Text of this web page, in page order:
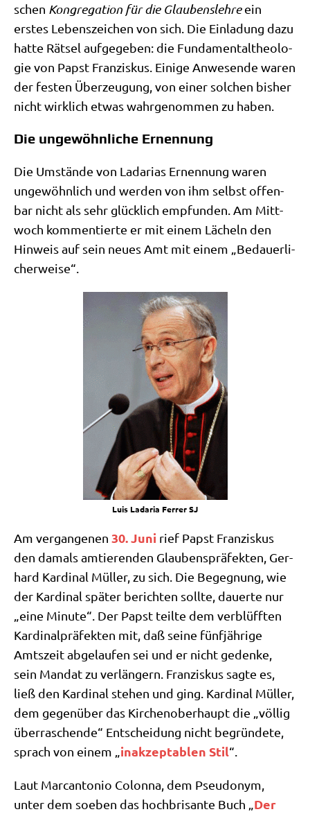
schen Kon­gre­ga­ti­on für die Glau­bens­leh­reein
erstes Lebens­zei­chen von sich. Die Ein­la­dung dazu
hat­te Rät­sel auf­ge­ge­ben: die Fun­da­men­tal­theo­lo­
gie von Papst Fran­zis­kus. Eini­ge Anwe­sen­de waren
der festen Über­zeu­gung, von einer sol­chen bis­her
nicht wirk­lich etwas wahr­ge­nom­men zu haben.
Die ungewöhnliche Ernennung
Die Umstän­de von Lada­ri­as Ernen­nung waren
unge­wöhn­lich und wer­den von ihm selbst offen­
bar nicht als sehr glück­lich emp­fun­den. Am Mitt­
woch kom­men­tier­te er mit einem Lächeln den
Hin­weis auf sein neu­es Amt mit einem „Bedau­er­li­
cher­wei­se“.
Luis Lada­ria Fer­rer SJ
Am ver­gan­ge­nen 30. Juni rief Papst Fran­zis­kus
den damals amtie­ren­den Glau­bens­prä­fek­ten, Ger­
hard Kar­di­nal Mül­ler, zu sich. Die Begeg­nung, wie
der Kar­di­nal spä­ter berich­ten soll­te, dau­er­te nur
„eine Minu­te“. Der Papst teil­te dem ver­blüff­ten
Kar­di­nal­prä­fek­ten mit, daß sei­ne fünf­jäh­ri­ge
Amts­zeit abge­lau­fen sei und er nicht geden­ke,
sein Man­dat zu ver­län­gern. Fran­zis­kus sag­te es,
ließ den Kar­di­nal ste­hen und ging. Kar­di­nal Mül­ler,
dem gegen­über das Kir­chen­ober­haupt die „völ­lig
über­ra­schen­de“ Ent­schei­dung nicht begrün­de­te,
sprach von einem „ inak­zep­ta­blen Stil“.
Laut Mar­can­to­nio Colon­na, dem Pseud­onym,
unter dem soeben das hoch­bri­san­te Buch „ Der